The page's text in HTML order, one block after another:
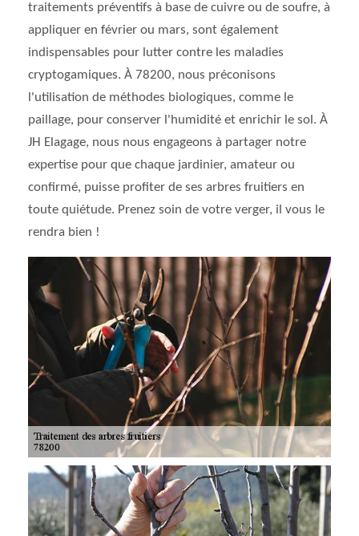
traitements préventifs à base de cuivre ou de soufre, à
appliquer en février ou mars, sont également
indispensables pour lutter contre les maladies
cryptogamiques. À 78200, nous préconisons
l'utilisation de méthodes biologiques, comme le
paillage, pour conserver l'humidité et enrichir le sol. À
JH Elagage, nous nous engageons à partager notre
expertise pour que chaque jardinier, amateur ou
confirmé, puisse profiter de ses arbres fruitiers en
toute quiétude. Prenez soin de votre verger, il vous le
rendra bien !